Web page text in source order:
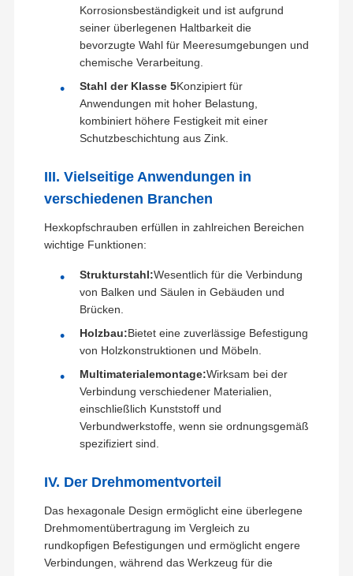
Korrosionsbeständigkeit und ist aufgrund
seiner überlegenen Haltbarkeit die
bevorzugte Wahl für Meeresumgebungen und
chemische Verarbeitung.
Stahl der Klasse 5Konzipiert für
Anwendungen mit hoher Belastung,
kombiniert höhere Festigkeit mit einer
Schutzbeschichtung aus Zink.
III. Vielseitige Anwendungen in
verschiedenen Branchen
Hexkopfschrauben erfüllen in zahlreichen Bereichen
wichtige Funktionen:
Strukturstahl:Wesentlich für die Verbindung
von Balken und Säulen in Gebäuden und
Brücken.
Holzbau:Bietet eine zuverlässige Befestigung
von Holzkonstruktionen und Möbeln.
Multimaterialemontage:Wirksam bei der
Verbindung verschiedener Materialien,
einschließlich Kunststoff und
Verbundwerkstoffe, wenn sie ordnungsgemäß
spezifiziert sind.
IV. Der Drehmomentvorteil
Das hexagonale Design ermöglicht eine überlegene
Drehmomentübertragung im Vergleich zu
rundkopfigen Befestigungen und ermöglicht engere
Verbindungen, während das Werkzeug für die